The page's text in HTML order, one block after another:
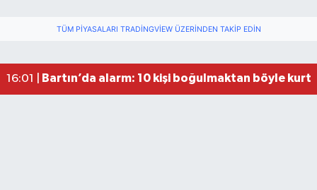
TÜM PIYASALARI TRADINGVIEW ÜZERINDEN TAKIP EDIN
23:12 |Bartın'da nem oranı yüzde 100'e ulaştı